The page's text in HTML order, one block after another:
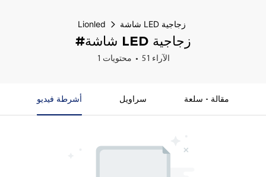
Lionled شاشة LED زجاجية
#شاشة LED زجاجية
1 محتويات 51 الآراء
أشرطة فيديو سراويل مقالة - سلعة